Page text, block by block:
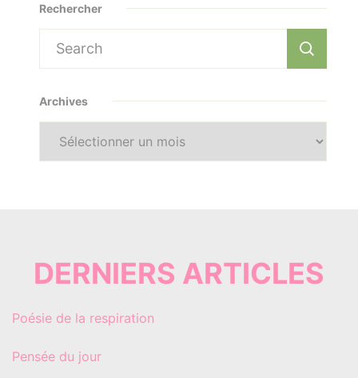
Rechercher
Search
for:
Archives
Archives
DERNIERS ARTICLES
Poésie de la respiration
Pensée du jour